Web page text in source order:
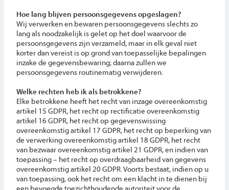
Hoe lang blijven persoonsgegevens opgeslagen?
Wij verwerken en bewaren persoonsgegevens slechts zo
lang als noodzakelijk is gelet op het doel waarvoor de
persoonsgegevens zijn verzameld, maar in elk geval niet
korter dan vereist is op grond van toepasselijke bepalingen
inzake de gegevensbewaring; daarna zullen we
persoonsgegevens routinematig verwijderen.
Welke rechten heb ik als betrokkene?
Elke betrokkene heeft het recht van inzage overeenkomstig
artikel 15 GDPR, het recht op rectificatie overeenkomstig
artikel 16 GDPR, het recht op gegevenswissing
overeenkomstig artikel 17 GDPR, het recht op beperking van
de verwerking overeenkomstig artikel 18 GDPR, het recht
van bezwaar overeenkomstig artikel 21 GDPR, en indien van
toepassing – het recht op overdraagbaarheid van gegevens
overeenkomstig artikel 20 GDPR. Voorts bestaat, indien op u
van toepassing, ook het recht om een klacht in te dienen bij
een bevoegde toezichthoudende autoriteit voor de